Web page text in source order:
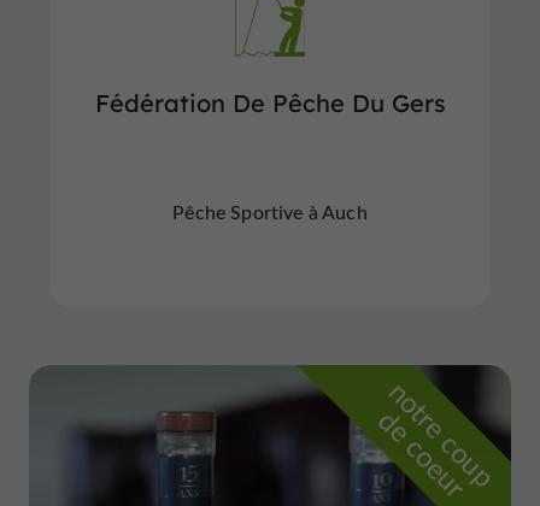
Fédération De Pêche Du Gers
Pêche Sportive à Auch
n
o
t
r
e
c
o
u
p
d
e
c
o
e
u
r